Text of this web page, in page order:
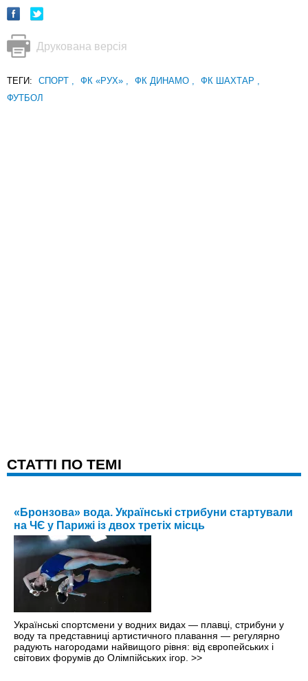
Друкована версія
ТЕГИ: СПОРТ ФК «РУХ» ФК ДИНАМО ФК ШАХТАР
ФУТБОЛ
CТАТТІ ПО ТЕМІ
«Бронзова» вода. Українські стрибуни стартували
на ЧЄ у Парижі із двох третіх місць
Українські спортсмени у водних видах — плавці, стрибуни у
воду та представниці артистичного плавання — регулярно
радують нагородами найвищого рівня: від європейських і
світових форумів до Олімпійських ігор. >>